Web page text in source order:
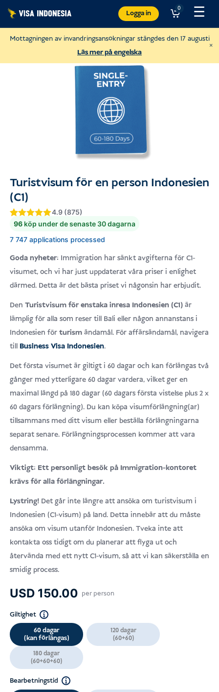
Hoppa
innehåll
Logga in
0 ☰
Mottagningen av invandringsansökningar stängdes den 17 augusti
Läs mer på engelska
×
Turistvisum för en person Indonesien
(C1)
Betygsatt
baserat på
4.9
4.9 (875)
96 köp under de senaste 30 dagarna
7 747 applications processed
Goda nyheter: Immigration har sänkt avgifterna för C1-
visumet, och vi har just uppdaterat våra priser i enlighet
därmed. Detta är det bästa priset vi någonsin har erbjudit.
Den Turistvisum för enstaka inresa Indonesien (C1) är
lämplig för alla som reser till Bali eller någon annanstans i
Indonesien för turism ändamål. För affärsändamål, navigera
till Business Visa Indonesien.
Det första visumet är giltigt i 60 dagar och kan förlängas två
gånger med ytterligare 60 dagar vardera, vilket ger en
maximal längd på 180 dagar (60 dagars första vistelse plus 2 x
60 dagars förlängning). Du kan köpa visumförlängning(ar)
tillsammans med ditt visum eller beställa förlängningarna
separat senare. Förlängningsprocessen kommer att vara
densamma.
Viktigt: Ett personligt besök på Immigration-kontoret
krävs för alla förlängningar.
Lystring! Det går inte längre att ansöka om turistvisum i
Indonesien (C1-visum) på land. Detta innebär att du måste
ansöka om visum utanför Indonesien. Tveka inte att
kontakta oss tidigt om du planerar att flyga ut och
återvända med ett nytt C1-visum, så att vi kan säkerställa en
smidig process.
USD 150.00 per person
Giltighet
60 dagar
(kan förlängas)
120 dagar
(60+60)
180 dagar
(60+60+60)
Bearbetningstid
Donera till Sungai Watch
för att städa upp Balis floder
USD